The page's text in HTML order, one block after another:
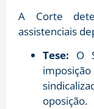
A Corte
assistenciais
Tese: O
oposição.